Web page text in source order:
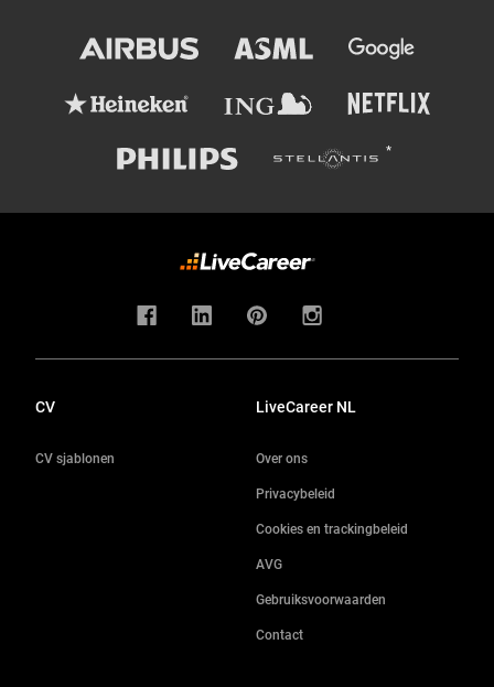
CV
CV sjablonen
LiveCareer NL
Over ons
Privacybeleid
Cookies en trackingbeleid
AVG
Gebruiksvoorwaarden
Contact